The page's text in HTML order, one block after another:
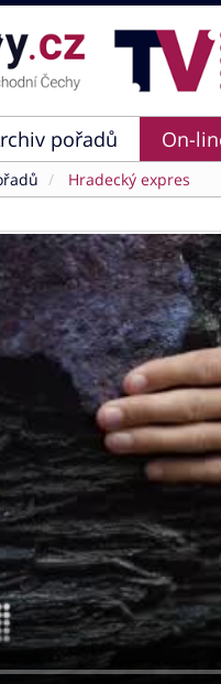
pořadů On-
Hradecký expres